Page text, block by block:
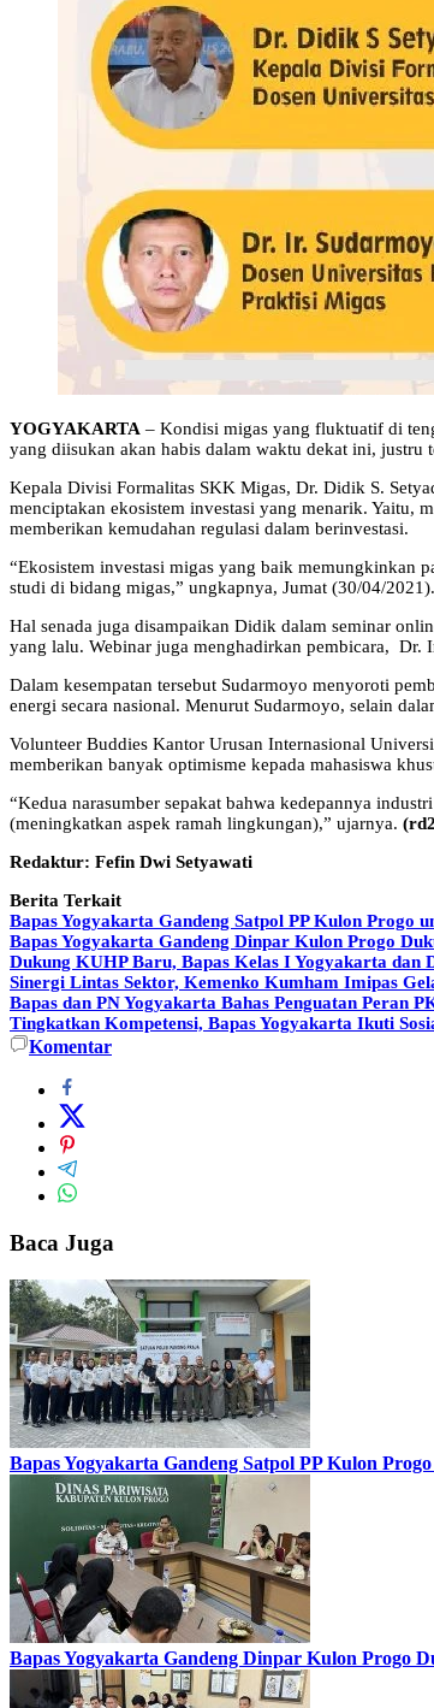
YOGYAKARTA – Kondisi migas yang fluktuatif di
yang diisukan akan habis dalam waktu dekat ini, justru
Kepala Divisi Formalitas SKK Migas, Dr. Didik S.
menciptakan ekosistem investasi yang menarik. Yaitu,
memberikan kemudahan regulasi dalam berinvestasi.
“Ekosistem investasi migas yang baik memungkinkan
studi di bidang migas,” ungkapnya, Jumat (30/04/2021).
Hal senada juga disampaikan Didik dalam seminar
yang lalu. Webinar juga menghadirkan pembicara, Dr.
Dalam kesempatan tersebut Sudarmoyo menyoroti
energi secara nasional. Menurut Sudarmoyo, selain
Volunteer Buddies Kantor Urusan Internasional
memberikan banyak optimisme kepada mahasiswa
“Kedua narasumber sepakat bahwa kedepannya
(meningkatkan aspek ramah lingkungan),” ujarnya.
Redaktur: Fefin Dwi Setyawati
Berita Terkait
Bapas Yogyakarta Gandeng Satpol PP Kulon Progo
Bapas Yogyakarta Gandeng Dinpar Kulon Progo
Dukung KUHP Baru, Bapas Kelas I Yogyakarta dan
Sinergi Lintas Sektor, Kemenko Kumham Imipas
Bapas dan PN Yogyakarta Bahas Penguatan Peran
Tingkatkan Kompetensi, Bapas Yogyakarta Ikuti
Komentar
Baca Juga
Bapas Yogyakarta Gandeng Satpol PP Kulon
Bapas Yogyakarta Gandeng Dinpar Kulon Progo